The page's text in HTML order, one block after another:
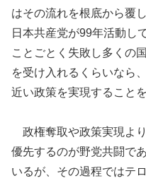
はその流れを根底から覆
日本共産党が99年活動し
ことごとく失敗し多くの
を受け入れるくらいなら
近い政策を実現すること
政権奪取や政策実現よ
優先するのが野党共闘で
いるが、その過程ではテ